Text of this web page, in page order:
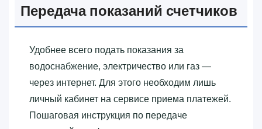
Передача показаний счетчиков
Удобнее всего подать показания за
водоснабжение, электричество или газ —
через интернет. Для этого необходим лишь
личный кабинет на сервисе приема платежей.
Пошаговая инструкция по передаче